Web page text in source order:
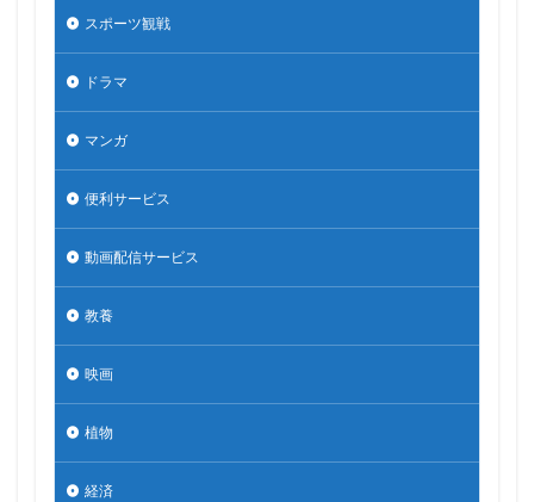
スポーツ観戦
ドラマ
マンガ
便利サービス
動画配信サービス
教養
映画
植物
経済